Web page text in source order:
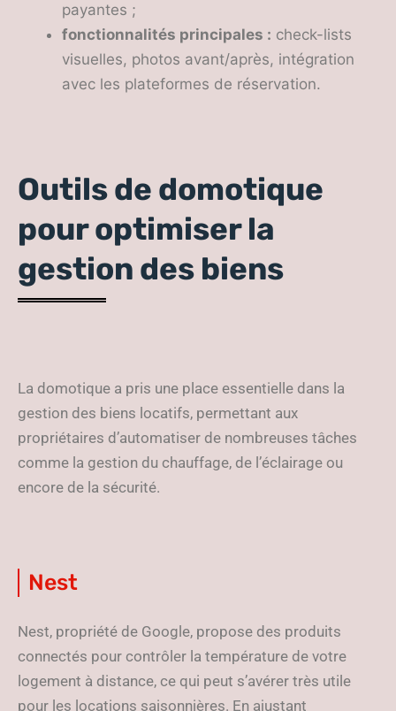
payantes ;
fonctionnalités principales : check-lists
visuelles, photos avant/après, intégration
avec les plateformes de réservation.
Outils de domotique
pour optimiser la
gestion des biens
La domotique a pris une place essentielle dans la
gestion des biens locatifs, permettant aux
propriétaires d’automatiser de nombreuses tâches
comme la gestion du chauffage, de l’éclairage ou
encore de la sécurité.
Nest
Nest, propriété de Google, propose des produits
connectés pour contrôler la température de votre
logement à distance, ce qui peut s’avérer très utile
pour les locations saisonnières. En ajustant